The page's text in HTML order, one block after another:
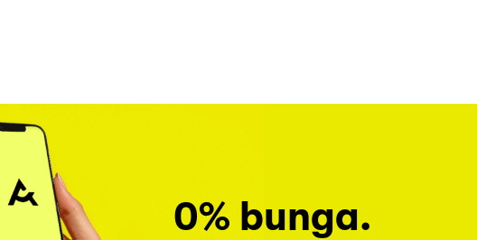
0% bunga.